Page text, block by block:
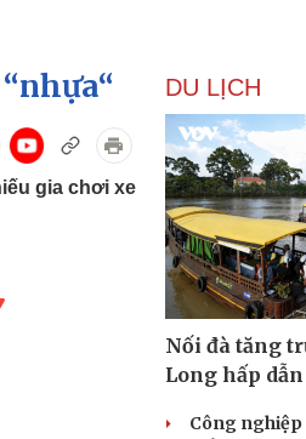
Doanh nghiệp
Thông tin doanh nghiệp
Doanh nghiệp 24h
Doanh nhân
Vì cộng đồng
gia chơi xe
DU LỊCH
Nối đà tăng
Long hấp
Công